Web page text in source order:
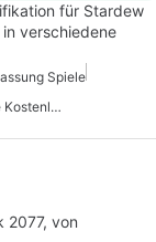
für Stardew
verschiedene
Spiele
Charakter Anpassungs Spiele Kostenlos
2077, von